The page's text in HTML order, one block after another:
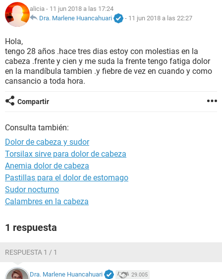
NUTRICIÓN
BIENESTAR
SEXUALIDAD
GLOSARIO
alicia - 11 jun 2018 a las 17:24
Dra. Marlene Huancahuari
- 11 jun 2018 a las 22:27
Hola,
tengo 28 años .hace tres dias estoy con molestias en la
cabeza .frente y cien y me suda la frente tengo fatiga dolor
en la mandíbula tambien .y fiebre de vez en cuando y como
cansancio a toda hora.
Compartir
Consulta también:
Dolor de cabeza y sudor
Torsilax sirve para dolor de cabeza
Anemia dolor de cabeza
Pastillas para el dolor de estomago
Sudor nocturno
Calambres en la cabeza
1 respuesta
RESPUESTA 1 / 1
Dra. Marlene Huancahuari 29.005